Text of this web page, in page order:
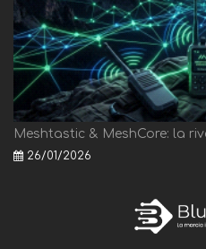
Meshtastic & MeshCore: la
26/01/2026